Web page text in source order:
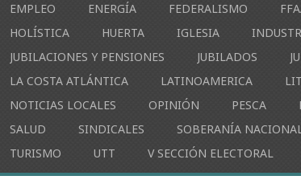
EMPLEO
ENERGÍA FEDERALISMO
HOLÍSTICA
HUERTA IGLESIA
JUBILACIONES Y PENSIONES
JUBILADOS
LA COSTA ATLÁNTICA
LATINOAMERICA
NOTICIAS LOCALES
OPINIÓN PESCA
SALUD
SINDICALES SOBERANÍA
TURISMO
UTT V SECCIÓN ELECTORAL